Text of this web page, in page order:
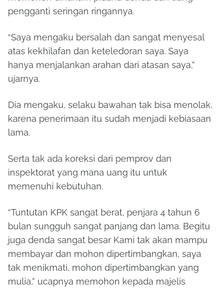
pengganti seringan ringannya.
“Saya mengaku bersalah dan sangat menyesal
atas kekhilafan dan keteledoran saya. Saya
hanya menjalankan arahan dari atasan saya,”
ujarnya.
Dia mengaku, selaku bawahan tak bisa menolak,
karena penerimaan itu sudah menjadi kebiasaan
lama.
Serta tak ada koreksi dari pemprov dan
inspektorat yang mana uang itu untuk
memenuhi kebutuhan.
“Tuntutan KPK sangat berat, penjara 4 tahun 6
bulan sungguh sangat panjang dan lama. Begitu
juga denda sangat besar Kami tak akan mampu
membayar dan mohon dipertimbangkan, saya
tak menikmati, mohon dipertimbangkan yang
mulia,” ucapnya memohon kepada majelis